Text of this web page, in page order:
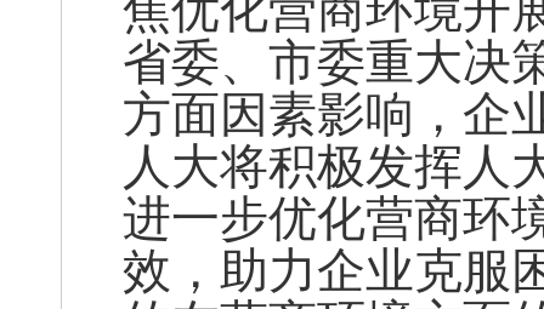
省委、市委重大决
方面因素影响，企
人大将积极发挥人
进一步优化营商环
效，助力企业克服